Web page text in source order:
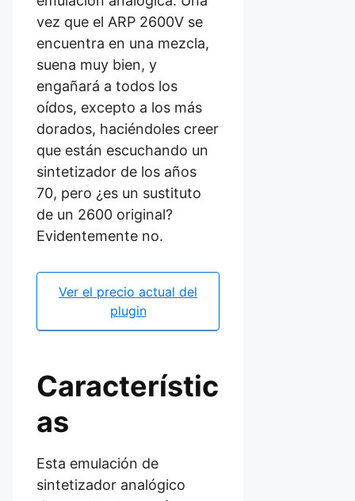
vez que el ARP 2600V se
encuentra en una mezcla,
suena muy bien, y
engañará a todos los
oídos, excepto a los más
dorados, haciéndoles creer
que están escuchando un
sintetizador de los años
70, pero ¿es un sustituto
de un 2600 original?
Evidentemente no.
Ver el precio actual del
plugin
Característic
as
Esta emulación de
sintetizador analógico